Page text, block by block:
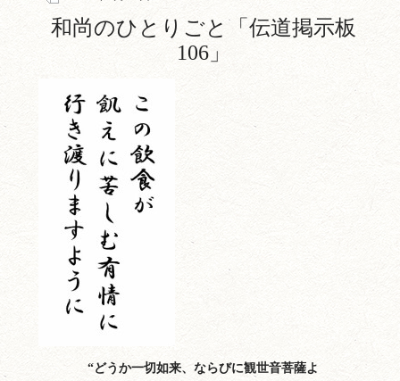
和尚のひとりごと「伝道掲示板
106」
“どうか一切如来、ならびに観世音菩薩よ